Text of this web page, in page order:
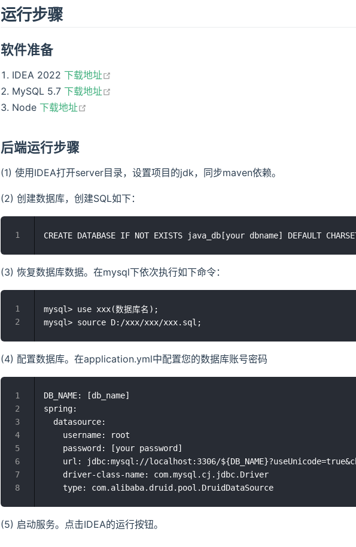
运行步骤
软件准备
IDEA 2022下载地址
MySQL 5.7下载地址
Node下载地址
后端运行步骤
(1) 使用IDEA打开server目录，设置项目的jdk，同步maven依赖。
(2) 创建数据库，创建SQL如下：
(3) 恢复数据库数据。在mysql下依次执行如下命令：
mysql> use xxx(数据库名);
(4) 配置数据库。在application.yml中配置您的数据库账号密码
DB_NAME: [db_name]
spring:
  datasource:
    username: root
    password: [your password]
url: jdbc:mysql://localhost:3306/
    driver-class-name: com.mysql.cj.jdbc.Driver
(5) 启动服务。点击IDEA的运行按钮。